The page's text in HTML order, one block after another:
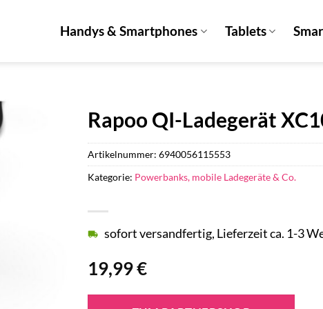
Handys & Smartphones Tablets
Rapoo QI-Ladegerät
19,99€
sofort versandfertig, Lieferzeit ca. 1-3
Artikelnummer: 6940056115553
Kategorie: Powerbanks, mobile Ladegeräte & Co.